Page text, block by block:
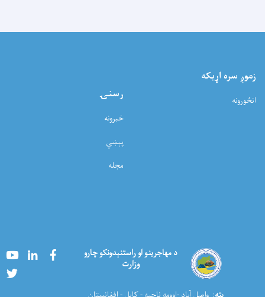
زموږ سره اړيکه
انځورونه رسنۍ
خبرونه
پېښې
مجله
د مهاجرینو او راستنېدونکو چارو
وزارت
YoutubeLinkedInFacebook